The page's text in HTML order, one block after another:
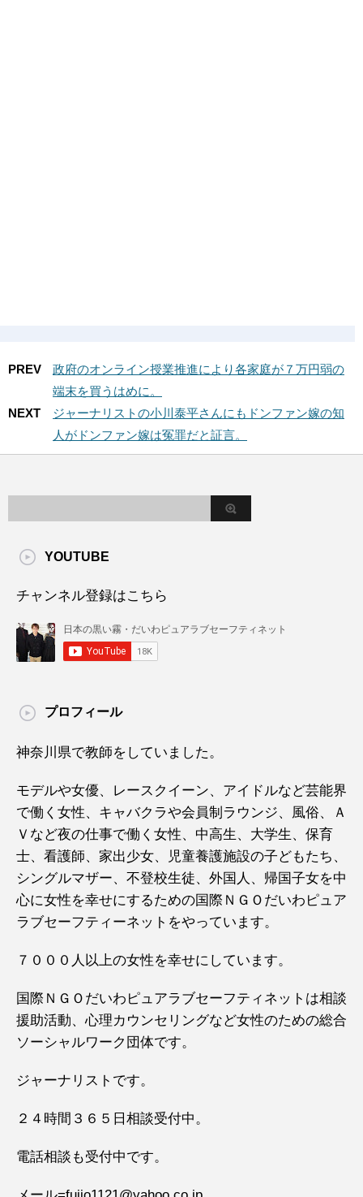
PREV
政府のオンライン授業推進により各家庭が７万円弱の
端末を買うはめに。
NEXT
ジャーナリストの小川泰平さんにもドンファン嫁の知
人がドンファン嫁は冤罪だと証言。
YOUTUBE
チャンネル登録はこちら
プロフィール
神奈川県で教師をしていました。
モデルや女優、レースクイーン、アイドルなど芸能界
で働く女性、キャバクラや会員制ラウンジ、風俗、Ａ
Ｖなど夜の仕事で働く女性、中高生、大学生、保育
士、看護師、家出少女、児童養護施設の子どもたち、
シングルマザー、不登校生徒、外国人、帰国子女を中
心に女性を幸せにするための国際ＮＧＯだいわピュア
ラブセーフティーネットをやっています。
７０００人以上の女性を幸せにしています。
国際ＮＧＯだいわピュアラブセーフティネットは相談
援助活動、心理カウンセリングなど女性のための総合
ソーシャルワーク団体です。
ジャーナリストです。
２４時間３６５日相談受付中。
電話相談も受付中です。